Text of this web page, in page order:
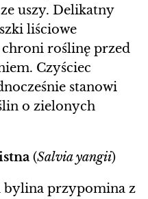
uszy. Delikatny
liściowe
roślinę przed
Czyściec
stanowi
o zielonych
(Salvia yangii)
bylina przypomina z